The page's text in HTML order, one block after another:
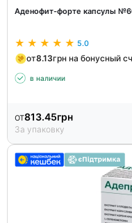
Аденофит-форте капсулы
5.0
от8.13грн на бонусный
в наличии
от813.45грн
За упаковку